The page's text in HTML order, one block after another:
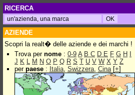
RICERCA
AZIENDE
Scopri la realt� delle aziende e dei marchi !
Trova per nome : 0-9 A B C D E F G H
J K L M N O P Q R S T U V W X Y Z
per paese : Italia, Swizzera, Cina[+]